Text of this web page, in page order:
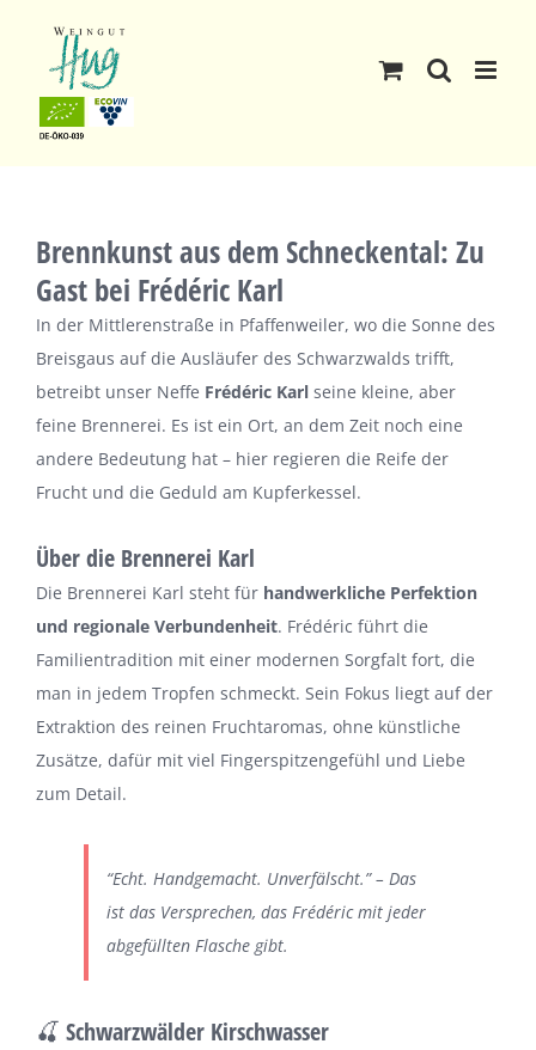
content
Brennkunst aus dem Schneckental: Zu
Gast bei Frédéric Karl
In der Mittlerenstraße in Pfaffenweiler, wo die Sonne des
Breisgaus auf die Ausläufer des Schwarzwalds trifft,
betreibt unser Neffe Frédéric Karlseine kleine, aber
feine Brennerei. Es ist ein Ort, an dem Zeit noch eine
andere Bedeutung hat – hier regieren die Reife der
Frucht und die Geduld am Kupferkessel.
Über die Brennerei Karl
Die Brennerei Karl steht für handwerkliche Perfektion
und regionale Verbundenheit. Frédéric führt die
Familientradition mit einer modernen Sorgfalt fort, die
man in jedem Tropfen schmeckt. Sein Fokus liegt auf der
Extraktion des reinen Fruchtaromas, ohne künstliche
Zusätze, dafür mit viel Fingerspitzengefühl und Liebe
zum Detail.
“Echt. Handgemacht. Unverfälscht.” – Das
ist das Versprechen, das Frédéric mit jeder
abgefüllten Flasche gibt.
🍒 Schwarzwälder Kirschwasser